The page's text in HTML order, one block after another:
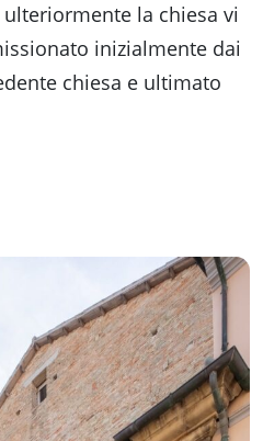
la chiesa vi
inizialmente dai
chiesa e ultimato